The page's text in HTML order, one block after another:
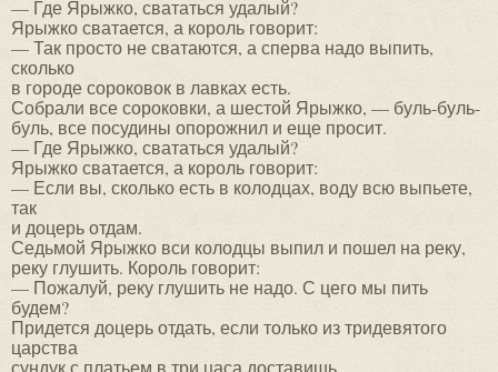
— Где Ярыжко, свататься удалый?
Ярыжко сватается, а король говорит:
— Так просто не сватаются, а сперва надо выпить,
сколько
в городе сороковок в лавках есть.
Собрали все сороковки, а шестой Ярыжко, — буль-буль-
буль, все посудины опорожнил и еще просит.
— Где Ярыжко, свататься удалый?
Ярыжко сватается, а король говорит:
— Если вы, сколько есть в колодцах, воду всю выпьете,
так
и доцерь отдам.
Седьмой Ярыжко вси колодцы выпил и пошел на реку,
реку глушить. Король говорит:
— Пожалуй, реку глушить не надо. С цего мы пить
будем?
Придется доцерь отдать, если только из тридевятого
царства
сундук с платьем в три цаса доставишь.